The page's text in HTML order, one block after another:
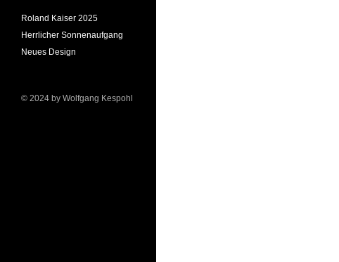
Roland Kaiser 2025
Herrlicher Sonnenaufgang
Neues Design
© 2024 by Wolfgang Kespohl